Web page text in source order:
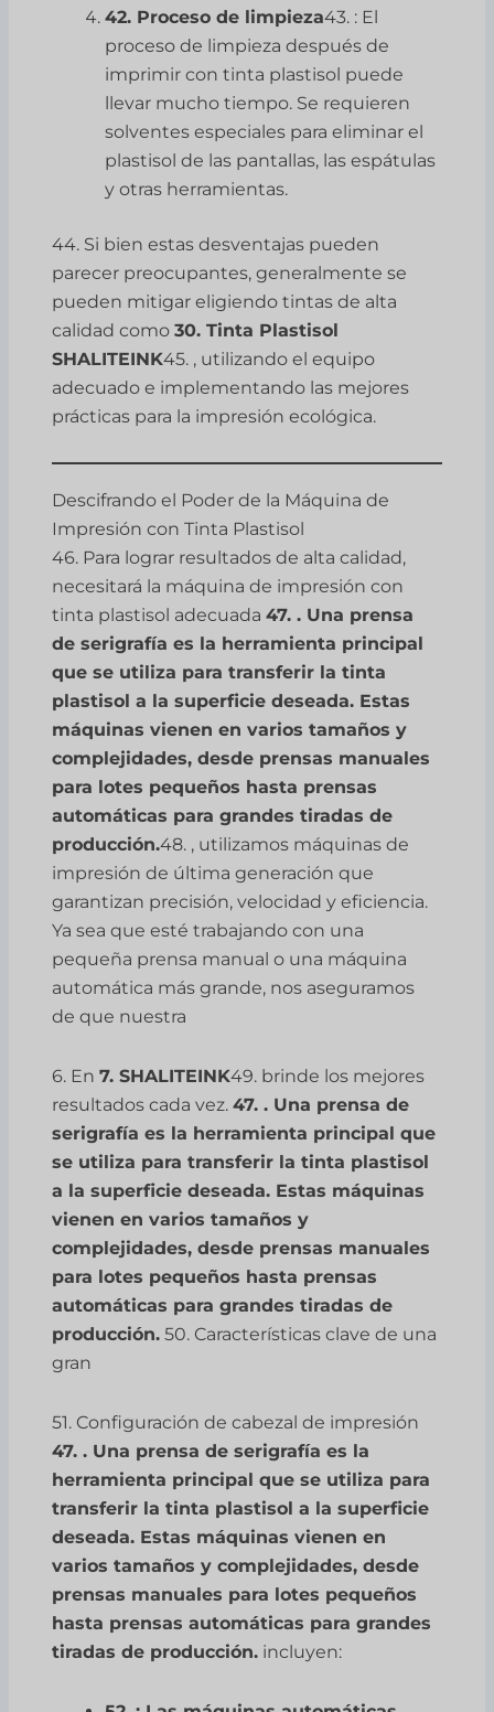
42. Proceso de limpieza43. : El
proceso de limpieza después de
imprimir con tinta plastisol puede
llevar mucho tiempo. Se requieren
solventes especiales para eliminar el
plastisol de las pantallas, las espátulas
y otras herramientas.
44. Si bien estas desventajas pueden
parecer preocupantes, generalmente se
pueden mitigar eligiendo tintas de alta
calidad como30. Tinta Plastisol
SHALITEINK45. , utilizando el equipo
adecuado e implementando las mejores
prácticas para la impresión ecológica.
Descifrando el Poder de la Máquina de
Impresión con Tinta Plastisol
46. Para lograr resultados de alta calidad,
necesitará la máquina de impresión con
tinta plastisol adecuada47. . Una prensa
de serigrafía es la herramienta principal
que se utiliza para transferir la tinta
plastisol a la superficie deseada. Estas
máquinas vienen en varios tamaños y
complejidades, desde prensas manuales
para lotes pequeños hasta prensas
automáticas para grandes tiradas de
producción.48. , utilizamos máquinas de
impresión de última generación que
garantizan precisión, velocidad y eficiencia.
Ya sea que esté trabajando con una
pequeña prensa manual o una máquina
automática más grande, nos aseguramos
de que nuestra
6. En7. SHALITEINK49. brinde los mejores
resultados cada vez.47. . Una prensa de
serigrafía es la herramienta principal que
se utiliza para transferir la tinta plastisol
a la superficie deseada. Estas máquinas
vienen en varios tamaños y
complejidades, desde prensas manuales
para lotes pequeños hasta prensas
automáticas para grandes tiradas de
producción. 50. Características clave de una
gran
51. Configuración de cabezal de impresión
47. . Una prensa de serigrafía es la
herramienta principal que se utiliza para
transferir la tinta plastisol a la superficie
deseada. Estas máquinas vienen en
varios tamaños y complejidades, desde
prensas manuales para lotes pequeños
hasta prensas automáticas para grandes
tiradas de producción. incluyen: